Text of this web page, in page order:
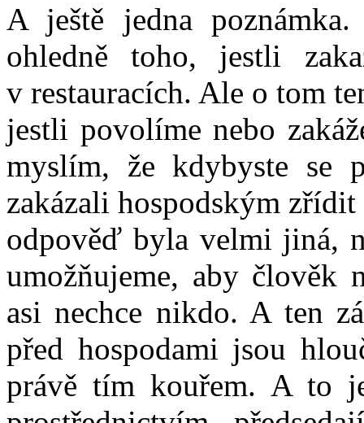
A ještě jedna
ohledně toho, jestli
v restauracích. Ale o tom
jestli povolíme nebo
myslím, že kdybyste
zakázali hospodským
odpověď byla velmi jiná,
umožňujeme, aby člověk
asi nechce nikdo. A ten
před hospodami jsou
právě tím kouřem. A to